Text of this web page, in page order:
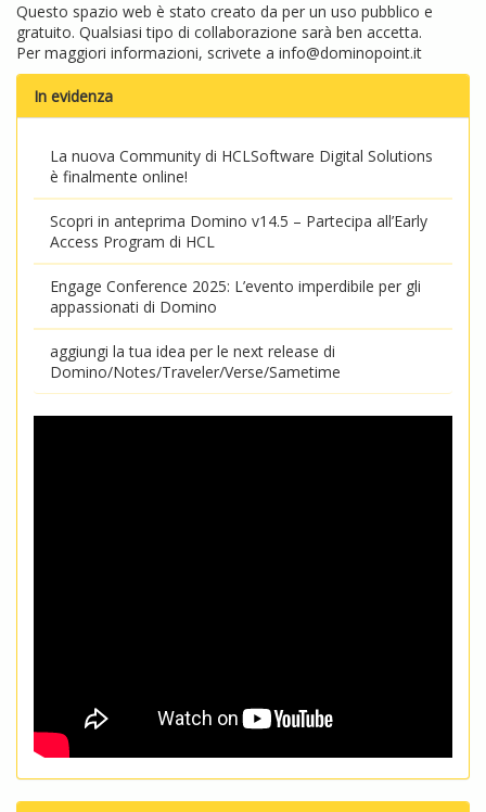
Questo spazio web è stato creato da per un uso pubblico e
gratuito. Qualsiasi tipo di collaborazione sarà ben accetta.
Per maggiori informazioni, scrivete a info@dominopoint.it
In evidenza
La nuova Community di HCLSoftware Digital Solutions
è finalmente online!
Scopri in anteprima Domino v14.5 – Partecipa all’Early
Access Program di HCL
Engage Conference 2025: L’evento imperdibile per gli
appassionati di Domino
aggiungi la tua idea per le next release di
Domino/Notes/Traveler/Verse/Sametime